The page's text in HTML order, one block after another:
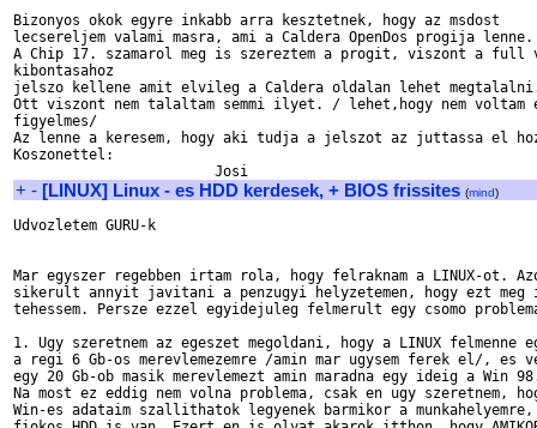
Bizonyos okok egyre inkabb arra kesztetnek, hogy az msdost
lecsereljem valami masra, ami a Caldera OpenDos progija lenne.
A Chip 17. szamarol meg is szereztem a progit, viszont a full
kibontasahoz
jelszo kellene amit elvileg a Caldera oldalan lehet
Ott viszont nem talaltam semmi ilyet. / lehet,hogy nem voltam
figyelmes/
Az lenne a keresem, hogy aki tudja a jelszot az juttassa el
Koszonettel:
+ - [LINUX] Linux - es HDD kerdesek, + BIOS frissites (mind)
Udvozletem GURU-k
Mar egyszer regebben irtam rola, hogy felraknam a LINUX-ot.
sikerult annyit javitani a penzugyi helyzetemen, hogy ezt meg
tehessem. Persze ezzel egyidejuleg felmerult egy csomo
1. Ugy szeretnem az egeszet megoldani, hogy a LINUX felmenne
a regi 6 Gb-os merevlemezemre /amin mar ugysem ferek el/, es
egy 20 Gb-ob masik merevlemezt amin maradna egy ideig a Win
Na most ez eddig nem volna problema, csak en ugy szeretnem,
Win-es adataim szallithatok legyenek barmikor a